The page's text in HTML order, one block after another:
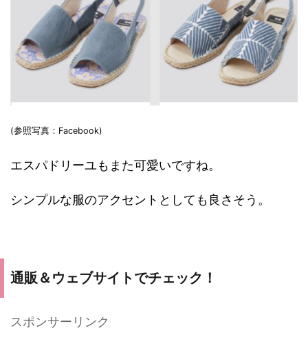
(参照写真：Facebook)
エスパドリーユもまた可愛いですね。
シンプルな服のアクセントとしても良さそう。
通販＆ウェブサイトでチェック！
スポンサーリンク